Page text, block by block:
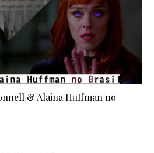
& Alaina Huffman no